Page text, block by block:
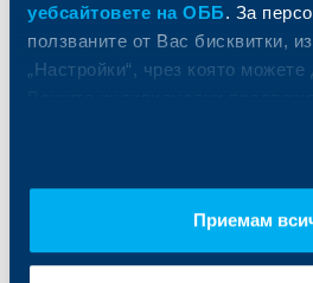
уебсайтовете на ОББ. За
ползваните от Вас бисквитки,
„Настройки“, чрез която
Приемам
Европейско финансиране
ОББ
ОББ